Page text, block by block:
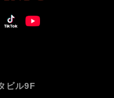
ビル9F